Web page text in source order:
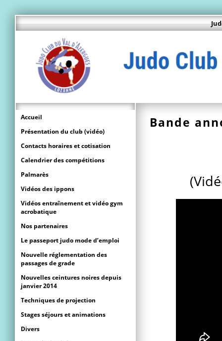
Bande
Accueil
Présentation du club (vidéo)
Contacts horaires et cotisation
Calendrier des compétitions
Palmarès
Vidéos des ippons
Vidéos entraînement et vidéo gym
acrobatique
Nos partenaires
Le passeport judo mode d’emploi
Nouvelle réglementation des
passages de grade
Nouvelles ceintures noires depuis
janvier 2014
Techniques de projection
Stages séjours et animations
Divers